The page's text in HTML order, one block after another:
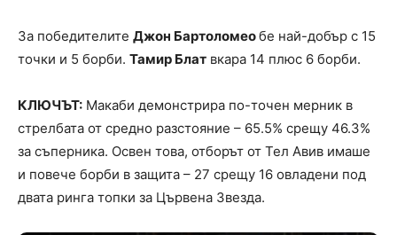
За победителите Джон Бартоломеобе най-добър с 15
точки и 5 борби. Тамир Блат вкара 14 плюс 6 борби.
КЛЮЧЪТ: Макаби демонстрира по-точен мерник в
стрелбата от средно разстояние – 65.5% срещу 46.3%
за съперника. Освен това, отборът от Тел Авив имаше
и повече борби в защита – 27 срещу 16 овладени под
двата ринга топки за Цървена Звезда.